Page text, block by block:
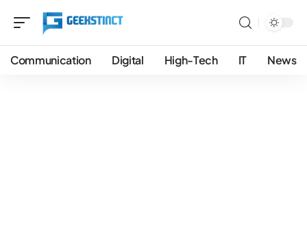
Communication Digital High-Tech IT News